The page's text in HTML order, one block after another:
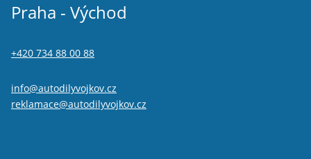
Praha - Východ
+420 734 88 00 88
info@autodilyvojkov.cz
reklamace@autodilyvojkov.cz